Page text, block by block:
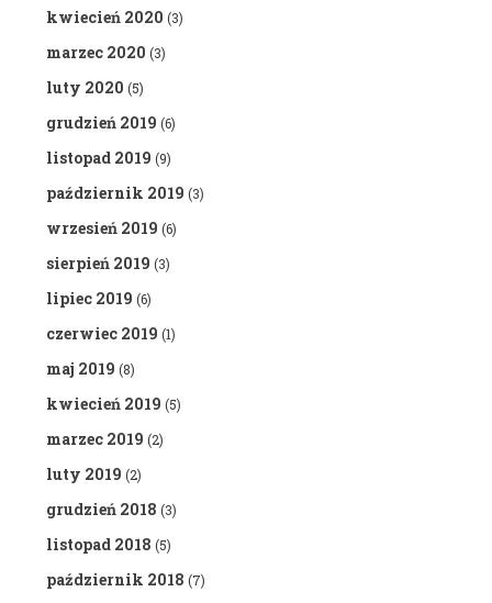
kwiecień 2020 (3)
marzec 2020 (3)
luty 2020 (5)
grudzień 2019 (6)
listopad 2019 (9)
październik 2019 (3)
wrzesień 2019 (6)
sierpień 2019 (3)
lipiec 2019 (6)
czerwiec 2019 (1)
maj 2019 (8)
kwiecień 2019 (5)
marzec 2019 (2)
luty 2019 (2)
grudzień 2018 (3)
listopad 2018 (5)
październik 2018 (7)